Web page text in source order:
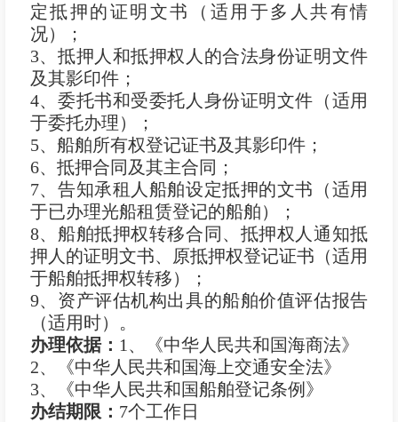
定抵押的证明文书（适用于多人共有情
况）；
3、抵押人和抵押权人的合法身份证明文件
及其影印件；
4、委托书和受委托人身份证明文件（适用
于委托办理）；
5、船舶所有权登记证书及其影印件；
6、抵押合同及其主合同；
7、告知承租人船舶设定抵押的文书（适用
于已办理光船租赁登记的船舶）；
8、船舶抵押权转移合同、抵押权人通知抵
押人的证明文书、原抵押权登记证书（适用
于船舶抵押权转移）；
9、资产评估机构出具的船舶价值评估报告
（适用时）。
办理依据： 1、《中华人民共和国海商法》
2、《中华人民共和国海上交通安全法》
3、《中华人民共和国船舶登记条例》
办结期限： 7个工作日